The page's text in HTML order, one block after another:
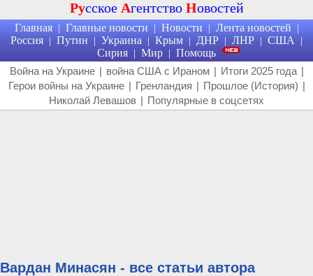
Русское Агентство Новостей
Главная | Главные новости | Новости | Лента новостей |
Россия | Путин | Украина | Крым | ДНР | ЛНР | США |
Сирия | Мир | Помощь
Война на Украине | война США с Ираном | Итоги 2025 года |
Герои войны на Украине | Гренландия | Прошлое (История) |
Николай Левашов | Популярные в соцсетях
Вардан Минасян - все статьи автора